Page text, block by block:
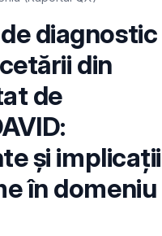
diagnostic
din
de
și implicații
în domeniu